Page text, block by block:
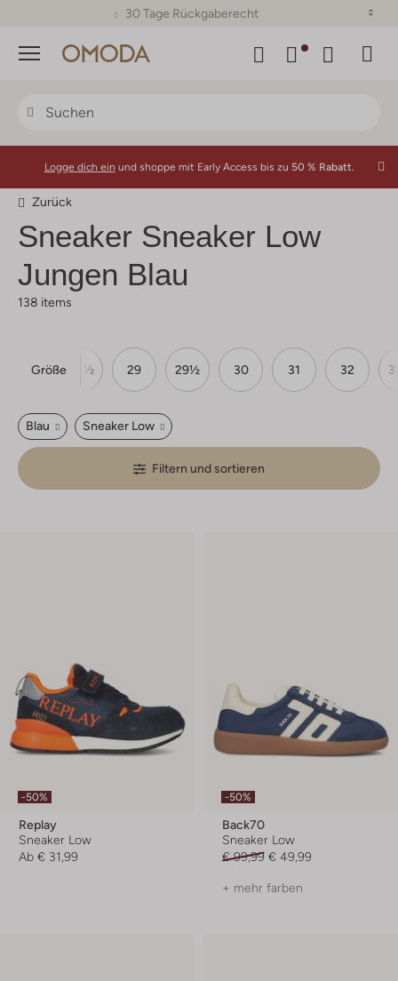
30 Tage Rückgaberecht
Menü
Logge dich ein und shoppe mit Early Access bis zu 50 % Rabatt.
Zurück
Sneaker Sneaker Low
Jungen Blau
138 items
Größe
28 28½ 29 29½ 30 31 32
Blau Sneaker Low
Filtern und sortieren
-50%
Replay
Sneaker Low
Ab € 31,99
-50%
Back70
Sneaker Low
€ 99,99 € 49,99
+ mehr farben